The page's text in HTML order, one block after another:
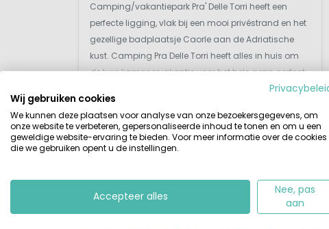
Camping/vakantiepark Pra' Delle Torri heeft een
perfecte ligging, vlak bij een mooi privéstrand en het
gezellige badplaatsje Caorle aan de Adriatische
kust. Camping Pra Delle Torri heeft alles in huis om
de luxe kampeervakantie voor het hele gezin perfect
te maken. Lekker afkoelen kun je zeker op camping
Pra Delle Torri, je vind er het groot...
Bekijk details Bekijk bij Gustocamp »
Wij gebruiken cookies
We kunnen deze plaatsen voor analyse van onze bezoekersgegevens, om
onze website te verbeteren, gepersonaliseerde inhoud te tonen en om u een
geweldige website-ervaring te bieden. Voor meer informatie over de cookies
die we gebruiken opent u de instellingen.
Accepteer alles
Nee, pas
aan